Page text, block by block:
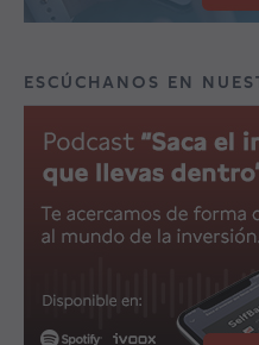
ESCÚCHANOS EN